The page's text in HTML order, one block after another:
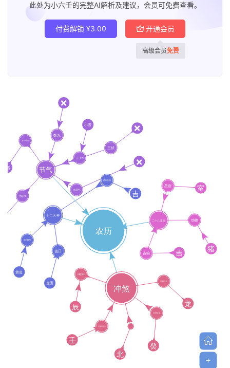
此处为小六壬的完整AI解析及建议，会员可免费查看。
付费解锁 ¥3.00 开通会员
高级会员免费